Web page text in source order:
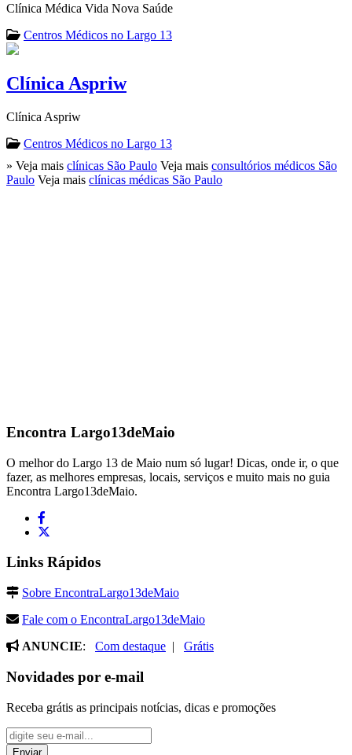
Clínica Médica Vida Nova Saúde
Centros Médicos no Largo 13
Clínica Aspriw
Clínica Aspriw
Centros Médicos no Largo 13
» Veja mais clínicas São Paulo Veja mais consultórios médicos São
Paulo Veja mais clínicas médicas São Paulo
Encontra Largo13deMaio
O melhor do Largo 13 de Maio num só lugar! Dicas, onde ir, o que
fazer, as melhores empresas, locais, serviços e muito mais no guia
Encontra Largo13deMaio.
Links Rápidos
Sobre EncontraLargo13deMaio
Fale com o EncontraLargo13deMaio
ANUNCIE: Com destaque | Grátis
Novidades por e-mail
Receba grátis as principais notícias, dicas e promoções